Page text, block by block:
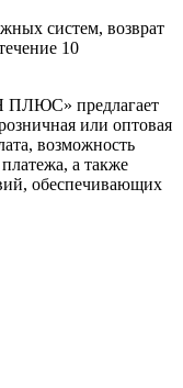
систем, возврат
10
предлагает
или оптовая
возможность
а также
обеспечивающих